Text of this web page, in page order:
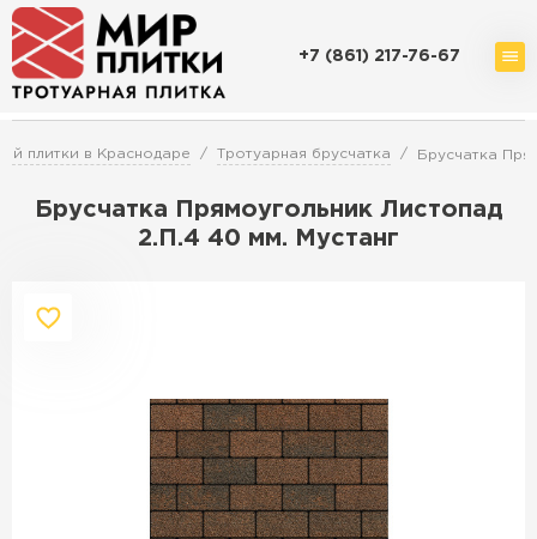
+7 (861) 217-76-67
плитки в Краснодаре Тротуарная брусчатка Брусчатка
Брусчатка Прямоугольник Листопад
2.П.4 40 мм. Мустанг
ПЕРЕЙТИ